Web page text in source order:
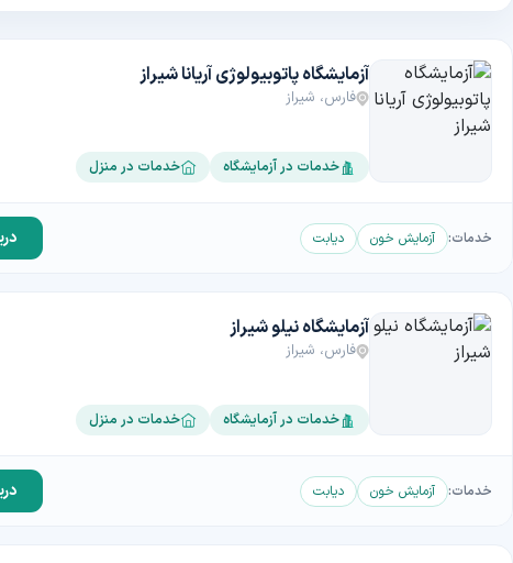
آزمایشگاه پاتوبیولوژی آریانا شیراز
فارس، شیراز
خدمات در آزمایشگاه خدمات در منزل
خدمات: آزمایش خون دیابت
آزمایشگاه نیلو شیراز
فارس، شیراز
خدمات در آزمایشگاه خدمات در منزل
خدمات: آزمایش خون دیابت